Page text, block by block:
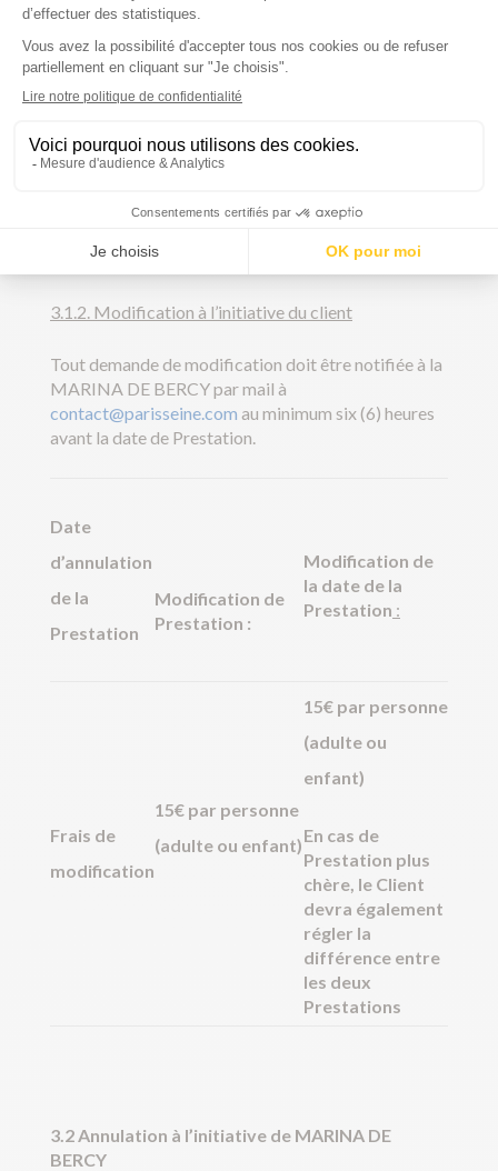
– 48h avant la date et heure de la prestation, le client
100%.
– Moins de 48h avant la prestation, le client ne sera
pas remboursé. L’intégralité du montant réglé à
MARINA DE BERCY sera conservée.
-Si le client ne présente pas le jour J, il sera considéré
conservé à 100% par MARINA DE BERCY.
3.1.2. Modification à l’initiative du client
Tout demande de modification doit être notifiée à la
MARINA DE BERCY par mail à
contact@parisseine.com au minimum six (6) heures
avant la date de Prestation.
Date
d’annulation
de la
Prestation
Modification de
Prestation :
Modification de
la date de la
Prestation :
Frais de
modification
15€ par personne
(adulte ou enfant)
15€ par personne
(adulte ou
enfant)
En cas de
Prestation plus
chère, le Client
devra également
régler la
différence entre
les deux
Prestations
3.2 Annulation à l’initiative de MARINA DE
BERCY